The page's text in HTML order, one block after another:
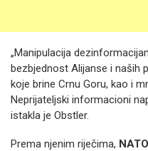
„Manipulacija
bezbjednost Alijanse i naših
koje brine Crnu Goru, kao i
Neprijateljski informacioni
istakla je Obstler.
Prema njenim riječima,